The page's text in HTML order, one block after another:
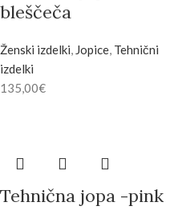
bleščeča
Ženski izdelki, Jopice, Tehnični
izdelki
135,00€
Tehnična jopa -pink